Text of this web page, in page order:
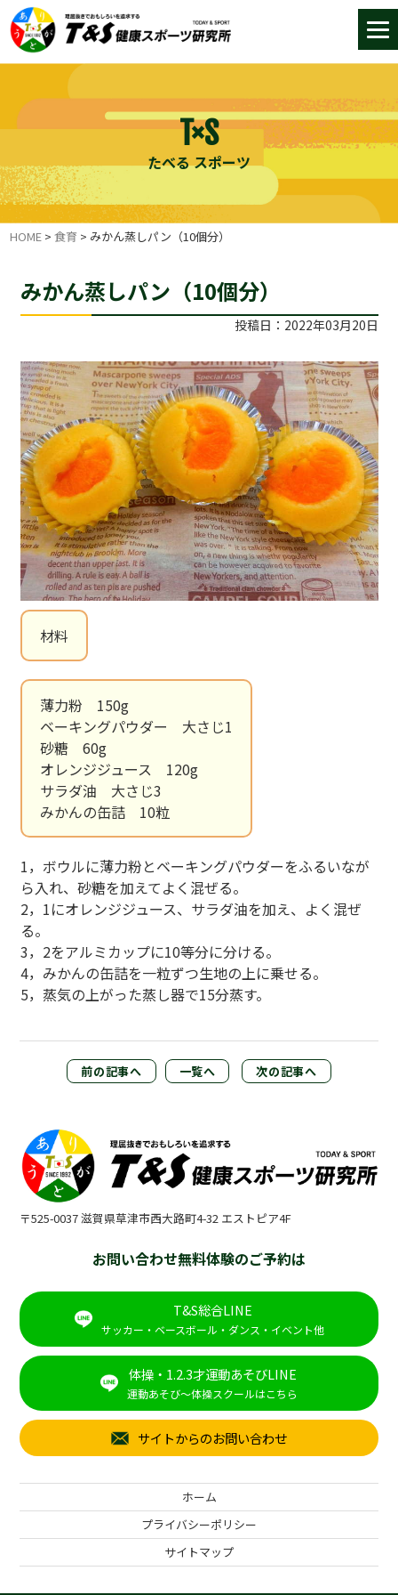
T×S
たべる スポーツ
HOME >食育 > みかん蒸しパン（10個分）
みかん蒸しパン（10個分）
投稿日：2022年03月20日
材料
薄力粉 150g
ベーキングパウダー 大さじ1
砂糖 60g
オレンジジュース 120g
サラダ油 大さじ3
みかんの缶詰 10粒
1，ボウルに薄力粉とベーキングパウダーをふるいなが
ら入れ、砂糖を加えてよく混ぜる。
2，1にオレンジジュース、サラダ油を加え、よく混ぜ
る。
3，2をアルミカップに10等分に分ける。
4，みかんの缶詰を一粒ずつ生地の上に乗せる。
5，蒸気の上がった蒸し器で15分蒸す。
前の記事へ 一覧へ 次の記事へ
〒525-0037 滋賀県草津市西大路町4-32 エストピア4F
ホーム
プライバシーポリシー
サイトマップ
お問い合わせ無料体験のご予約は
T&S総合LINE
サッカー・ベースボール・ダンス・イベント他
体操・1.2.3才運動あそびLINE
運動あそび～体操スクールはこちら
サイトからのお問い合わせ